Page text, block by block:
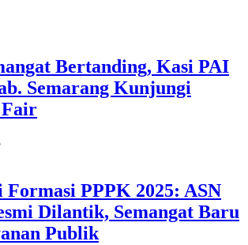
Bertanding, Kasi PAI
Semarang Kunjungi
Fair
Formasi PPPK 2025: ASN
Dilantik, Semangat Baru
Publik